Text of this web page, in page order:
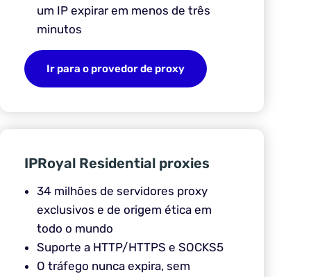
um IP expirar em menos de três
minutos
Ir para o provedor de proxy
IPRoyal Residential proxies
34 milhões de servidores proxy
exclusivos e de origem ética em
todo o mundo
Suporte a HTTP/HTTPS e SOCKS5
O tráfego nunca expira, sem